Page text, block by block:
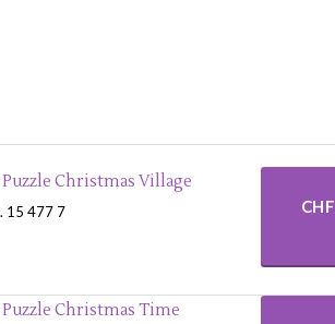
Christmas Village
15 477 7
Christmas Time